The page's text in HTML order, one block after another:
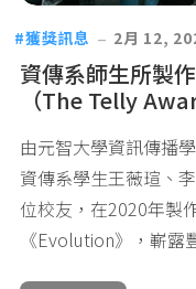
獲獎訊息 2月 12,
資傳系師生所製
（The Telly
由元智大學資訊傳播
資傳系學生王薇瑄、
位校友，在2020年製
《Evolution》，嶄露